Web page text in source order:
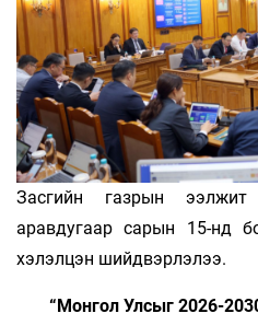
Засгийн газрын
аравдугаар сарын 15-нд
хэлэлцэн шийдвэрлэлээ.
“Монгол Улсыг 2026-